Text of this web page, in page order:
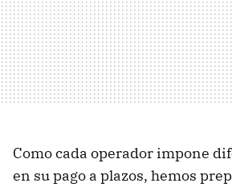
Como cada operador impone
en su pago a plazos, hemos